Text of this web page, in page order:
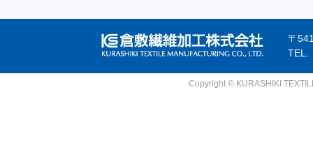
〒
TEL.
Copyright © KURASHIKI